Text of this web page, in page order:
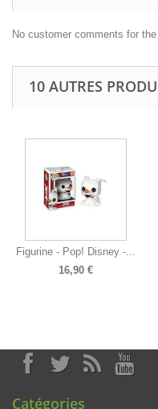
No customer comments for
10 AUTRES
Figurine - Pop! Disney -...
16,90 €
Catégories